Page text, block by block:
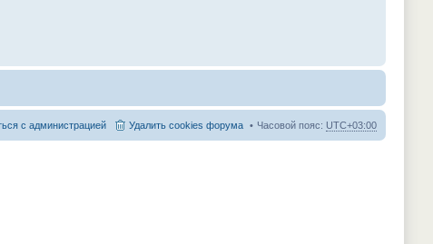
Часовой пояс: UTC+03:00
Удалить cookies форума
с администрацией